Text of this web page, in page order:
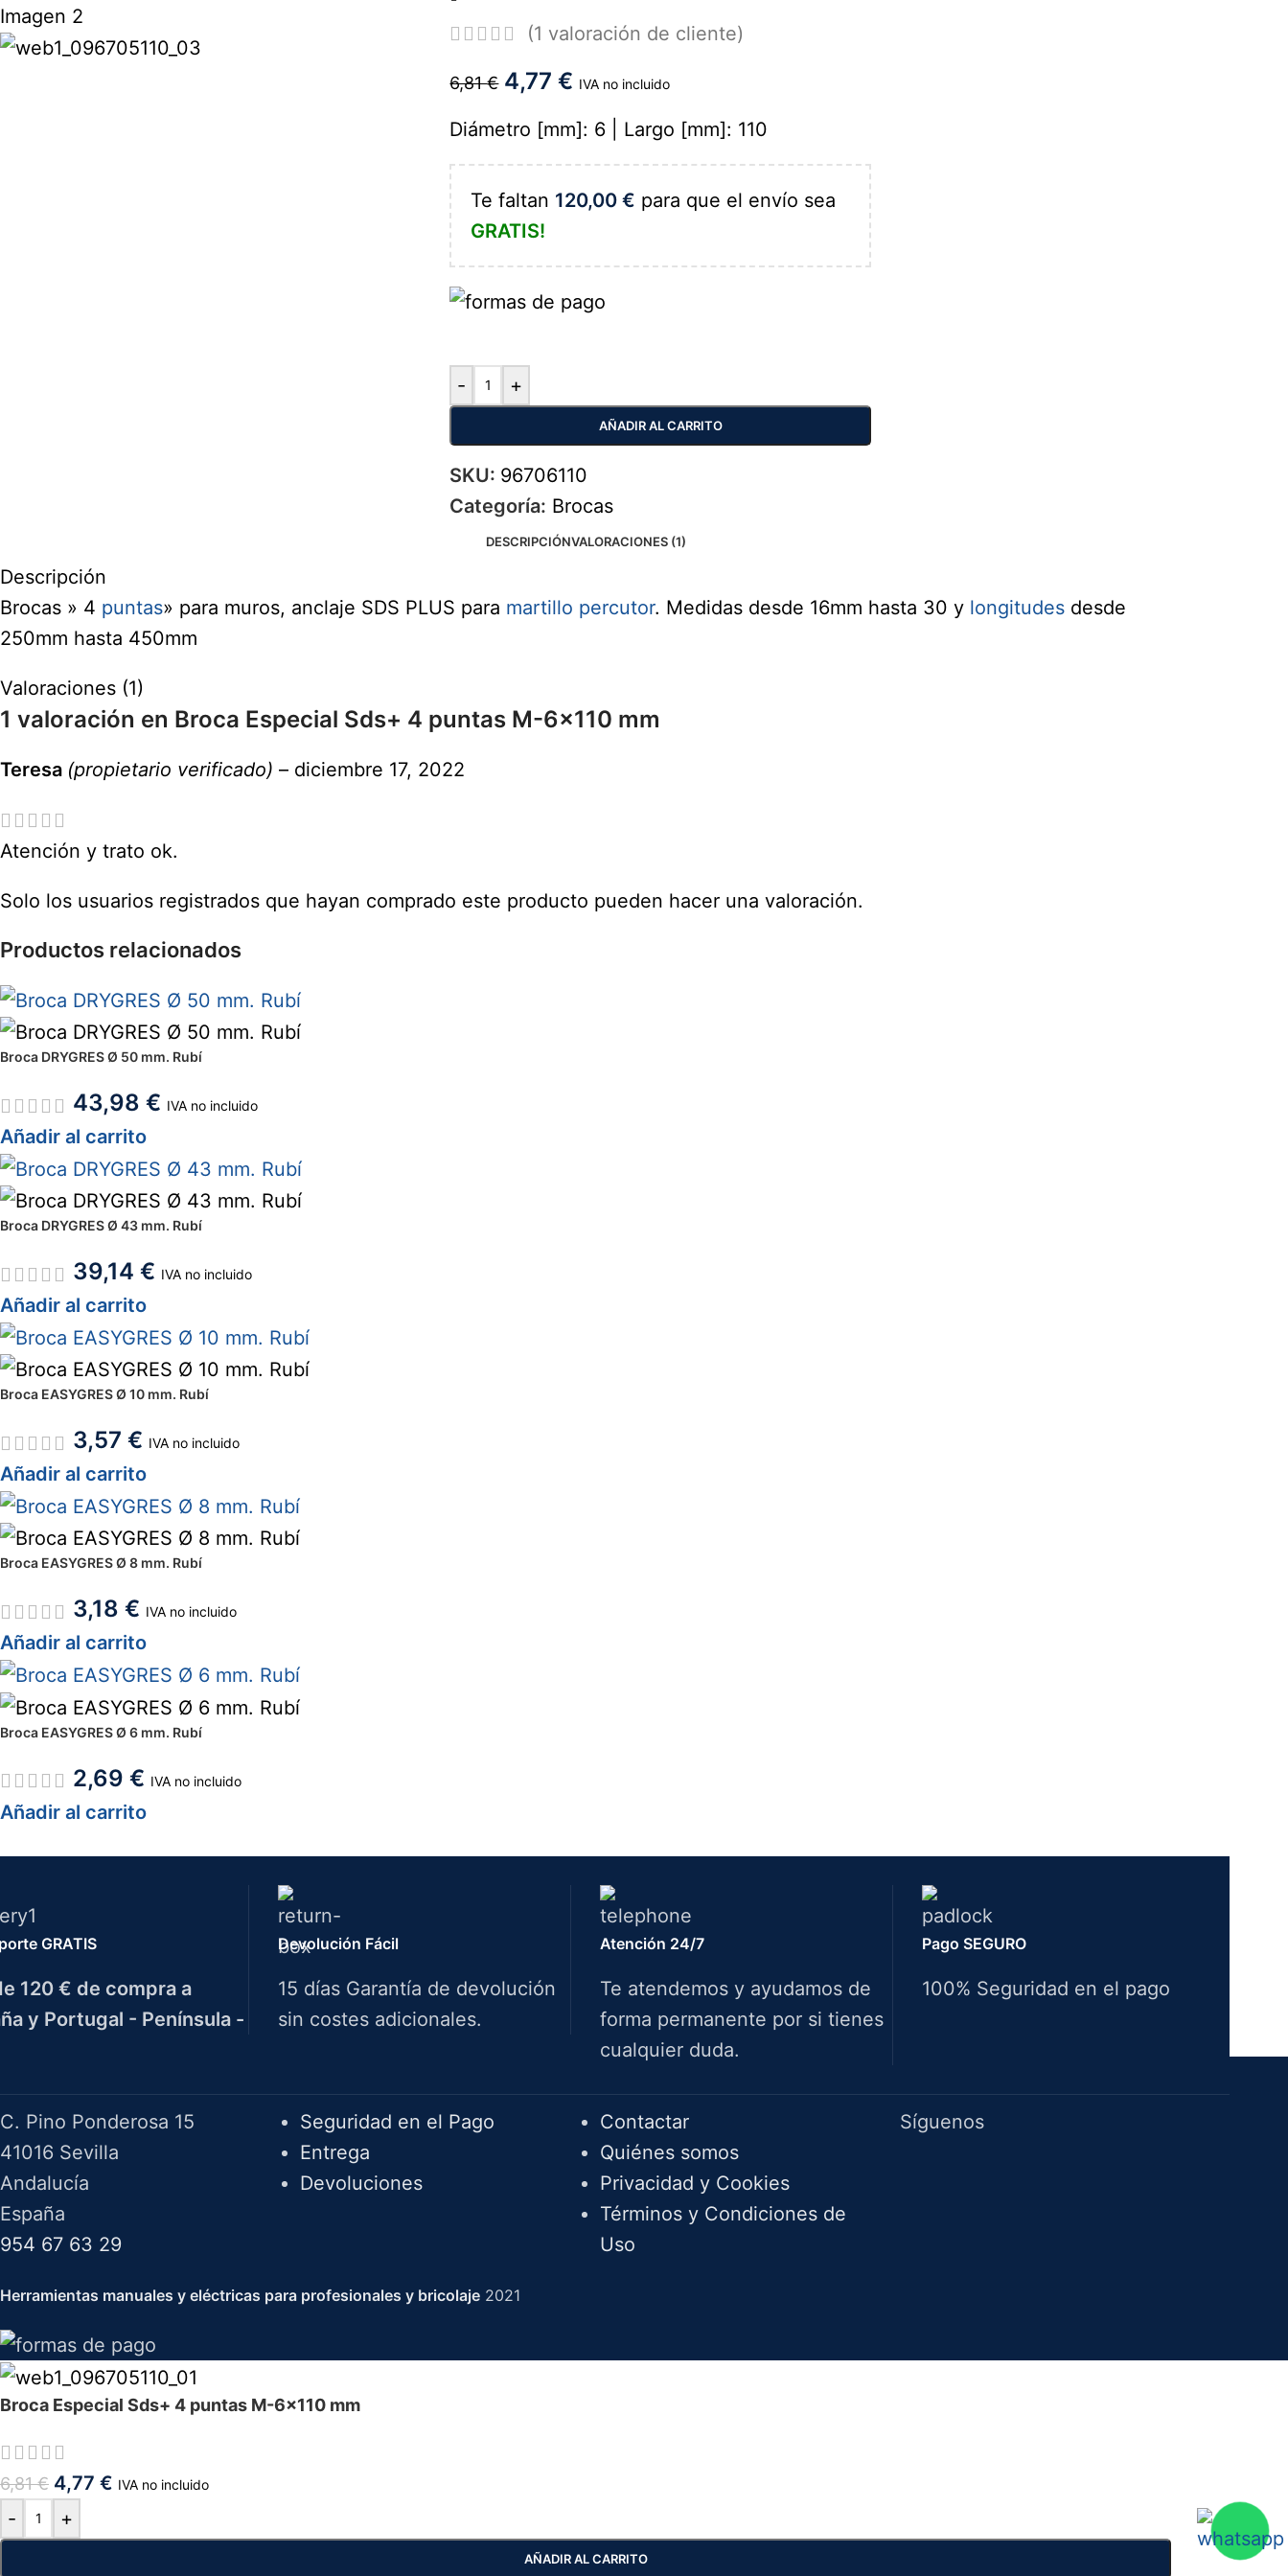
(1 valoración de cliente)
6,81€ 4,77€ IVA no incluido
Diámetro [mm]: 6 | Largo [mm]: 110
Te faltan 120,00€ para que el envío sea
GRATIS!
- +
AÑADIR AL CARRITO
SKU: 96706110
Categoría: Brocas
DESCRIPCIÓNVALORACIONES (1)
Descripción
Brocas » 4 puntas» para muros, anclaje SDS PLUS para martillo percutor. Medidas desde 16mm hasta 30 y longitudes desde
250mm hasta 450mm
Valoraciones (1)
1 valoración en Broca Especial Sds+ 4 puntas M-6x110 mm
Teresa (propietario verificado) – diciembre 17, 2022
Atención y trato ok.
Solo los usuarios registrados que hayan comprado este producto pueden hacer una valoración.
Productos relacionados
Broca DRYGRES Ø 50 mm. Rubí
43,98 € IVA no incluido
Añadir al carrito
Broca DRYGRES Ø 43 mm. Rubí
39,14 € IVA no incluido
Añadir al carrito
Broca EASYGRES Ø 10 mm. Rubí
3,57 € IVA no incluido
Añadir al carrito
Broca EASYGRES Ø 8 mm. Rubí
3,18 € IVA no incluido
Añadir al carrito
Broca EASYGRES Ø 6 mm. Rubí
2,69 € IVA no incluido
Añadir al carrito
GRATIS
120 € de compra a
y Portugal - Península -
Devolución Fácil
15 días Garantía de devolución
sin costes adicionales.
Atención 24/7
Te atendemos y ayudamos de
forma permanente por si tienes
cualquier duda.
Pago SEGURO
100% Seguridad en el pago
C. Pino Ponderosa 15
41016 Sevilla
Andalucía
España
954 67 63 29
Seguridad en el Pago
Entrega
Devoluciones
Contactar
Quiénes somos
Privacidad y Cookies
Términos y Condiciones de
Uso
Síguenos
Herramientas manuales y eléctricas para profesionales y bricolaje 2021
Broca Especial Sds+ 4 puntas M-6x110 mm
6,81€ 4,77 € IVA no incluido
- +
AÑADIR AL CARRITO